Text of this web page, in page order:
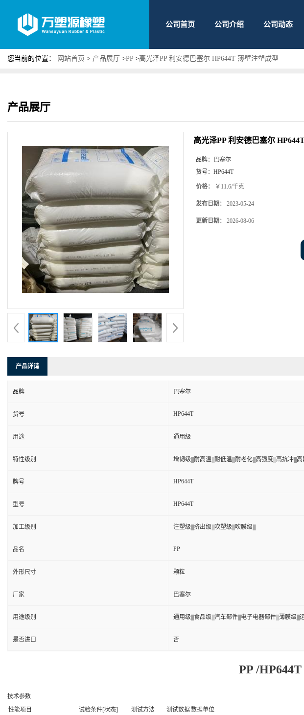
公司首页 公司介绍 公司动态
您当前的位置： 网站首页 > 产品展厅 >PP >高光泽PP 利安德巴塞尔 HP644T 薄壁注塑成型
产品展厅
高光泽PP 利安德巴塞尔
品牌：
巴塞尔
货号： HP644T
价格： ￥11.6/千克
发布日期： 2023-05-24
更新日期： 2026-08-06
产品详请
品牌 巴塞尔
货号 HP644T
用途 通用级
特性级别 增韧级|||耐高温|||耐低温|||耐老化|||高强度|||高抗冲|||高
牌号 HP644T
型号 HP644T
加工级别 注塑级|||挤出级|||吹塑级|||吹膜级|||
品名 PP
外形尺寸 颗粒
厂家 巴塞尔
用途级别 通用级|||食品级|||汽车部件|||电子电器部件|||薄膜级|||
是否进口 否
PP /
技术参数
性能项目
试验条件[状态] 测试方法 测试数据数据单位